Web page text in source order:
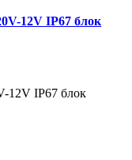
12V IP67 блок
12V IP67 блок